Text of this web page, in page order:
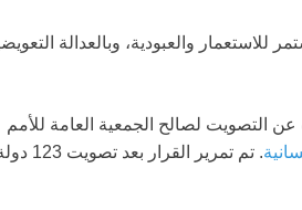
للاستعمار والعبودية، وبالعدالة
التصويت لصالح الجمعية العامة للأمم
. تم تمرير القرار بعد تصويت